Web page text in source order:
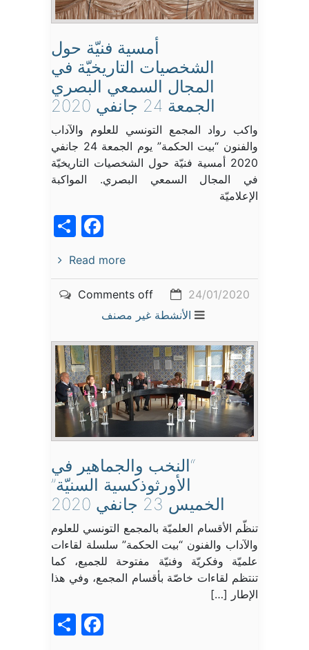
أمسية فنيّة حول
الشخصيات التاريخيّة في
المجال السمعي البصري
الجمعة 24 جانفي 2020
واكب رواد المجمع التونسي للعلوم والآداب
والفنون “بيت الحكمة” يوم الجمعة 24 جانفي
2020 أمسية فنيّة حول الشخصيات التاريخيّة
في المجال السمعي البصري. المواكبة
الإعلاميّة
Read more
24/01/2020
Comments off
الأنشطة غير مصنف
“النخب والجماهير في
الأورثوذكسية السنيّة”
الخميس 23 جانفي 2020
تنظّم الأقسام العلميّة بالمجمع التونسي للعلوم
والآداب والفنون “بيت الحكمة” سلسلة لقاءات
علميّة وفكريّة وفنيّة مفتوحة للجميع، كما
تنتظم لقاءات خاصّة بأقسام المجمع، وفي هذا
الإطار […]